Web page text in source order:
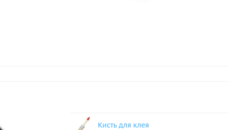
Кисть для клея